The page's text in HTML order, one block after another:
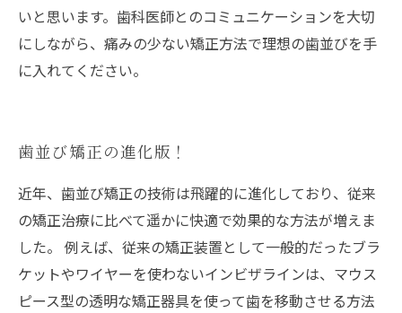
いと思います。歯科医師とのコミュニケーションを大切
にしながら、痛みの少ない矯正方法で理想の歯並びを手
に入れてください。
歯並び矯正の進化版！
近年、歯並び矯正の技術は飛躍的に進化しており、従来
の矯正治療に比べて遥かに快適で効果的な方法が増えま
した。 例えば、従来の矯正装置として一般的だったブラ
ケットやワイヤーを使わないインビザラインは、マウス
ピース型の透明な矯正器具を使って歯を移動させる方法